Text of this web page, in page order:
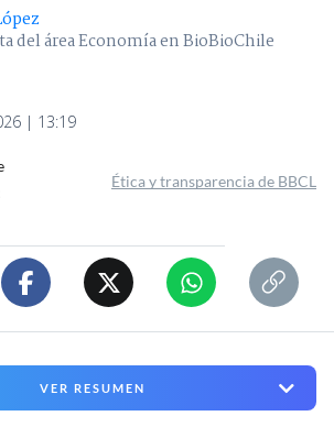
del área Economía en BioBioChile
| 13:19
Ética y transparencia de BBCL
VER RESUMEN